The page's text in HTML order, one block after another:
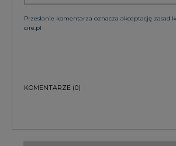
Przesłanie komentarza oznacza akceptację zasad
cire.pl
KOMENTARZE (0)